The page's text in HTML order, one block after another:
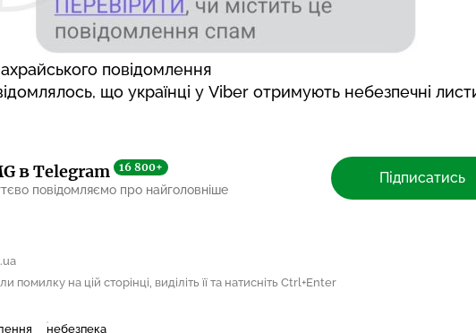
повідомлення
що українці у Viber отримують небезпечні
в Telegram 16 800+
повідомляємо про найголовніше
Підписатись
помилку на цій сторінці, виділіть її та натисніть Ctrl+Enter
небезпека